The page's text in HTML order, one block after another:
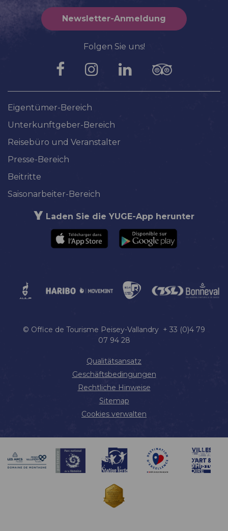
Newsletter-Anmeldung
Folgen Sie uns!
Eigentümer-Bereich
Unterkunftgeber-Bereich
Reisebüro und Veranstalter
Presse-Bereich
Beitritte
Saisonarbeiter-Bereich
Laden Sie die YUGE-App herunter
© Office de Tourisme Peisey-Vallandry + 33 (0)4 79
07 94 28
Qualitätsansatz
Geschäftsbedingungen
Rechtliche Hinweise
Sitemap
Cookies verwalten